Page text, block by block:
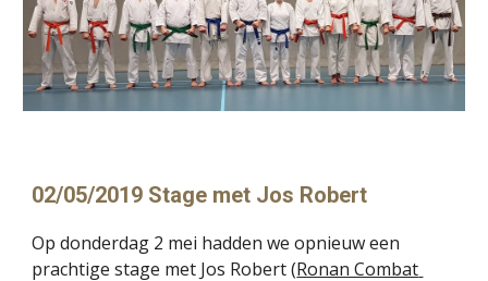
02/05/2019 Stage met Jos Robert
Op donderdag 2 mei hadden we opnieuw een
prachtige stage met Jos Robert (Ronan Combat